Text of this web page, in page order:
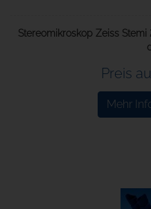
Stereomikroskop Zeiss
Preis
Mehr